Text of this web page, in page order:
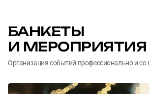
БАНКЕТЫ
И МЕРОПРИЯТИЯ
Организация событий профессионально и со